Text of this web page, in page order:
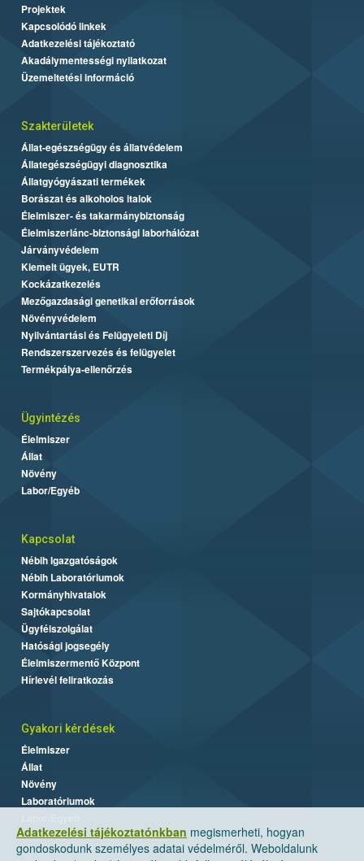
Adatkezelési tájékoztatónkban megismerheti, hogyan
gondoskodunk személyes adatai védelméről. Weboldalunk
Projektek
Kapcsolódó linkek
Adatkezelési tájékoztató
Akadálymentességi nyilatkozat
Üzemeltetési információ
Szakterületek
Állat-egészségügy és állatvédelem
Állategészségügyi diagnosztika
Állatgyógyászati termékek
Borászat és alkoholos italok
Élelmiszer- és takarmánybiztonság
Élelmiszerlánc-biztonsági laborhálózat
Járványvédelem
Kiemelt ügyek, EUTR
Kockázatkezelés
Mezőgazdasági genetikai erőforrások
Növényvédelem
Nyilvántartási és Felügyeleti Díj
Rendszerszervezés és felügyelet
Termékpálya-ellenőrzés
Ügyintézés
Élelmiszer
Állat
Növény
Labor/Egyéb
Kapcsolat
Nébih Igazgatóságok
Nébih Laboratóriumok
Kormányhivatalok
Sajtókapcsolat
Ügyfélszolgálat
Hatósági jogsegély
Élelmiszermentő Központ
Hírlevél feliratkozás
Gyakori kérdések
Élelmiszer
Állat
Növény
Laboratóriumok